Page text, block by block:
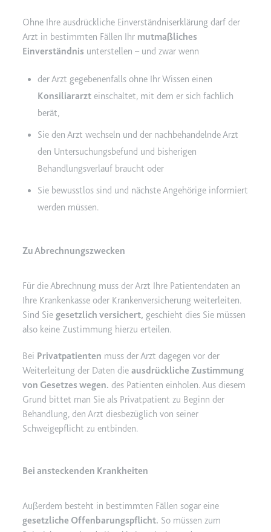
Ohne Ihre ausdrückliche Einverständniserklärung darf der
Arzt in bestimmten Fällen Ihr mutmaßliches
Einverständnis unterstellen – und zwar wenn
der Arzt gegebenenfalls ohne Ihr Wissen einen
Konsiliararzt einschaltet, mit dem er sich fachlich
berät,
Sie den Arzt wechseln und der nachbehandelnde Arzt
den Untersuchungsbefund und bisherigen
Behandlungsverlauf braucht oder
Sie bewusstlos sind und nächste Angehörige informiert
werden müssen.
Zu Abrechnungszwecken
Für die Abrechnung muss der Arzt Ihre Patientendaten an
Ihre Krankenkasse oder Krankenversicherung weiterleiten.
Sind Sie gesetzlich versichert, geschieht dies Sie müssen
also keine Zustimmung hierzu erteilen.
Bei Privatpatienten muss der Arzt dagegen vor der
Weiterleitung der Daten die ausdrückliche Zustimmung
von Gesetzes wegen. des Patienten einholen. Aus diesem
Grund bittet man Sie als Privatpatient zu Beginn der
Behandlung, den Arzt diesbezüglich von seiner
Schweigepflicht zu entbinden.
Bei ansteckenden Krankheiten
Außerdem besteht in bestimmten Fällen sogar eine
gesetzliche Offenbarungspflicht. So müssen zum